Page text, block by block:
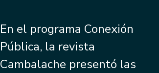
En el programa Conexión
Pública, la revista
Cambalache presentó las